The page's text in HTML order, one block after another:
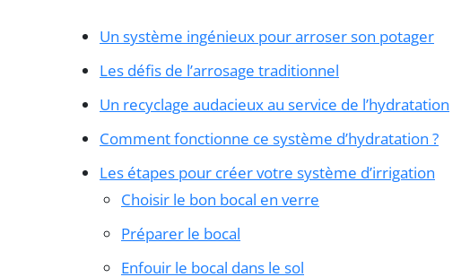
Un système ingénieux pour arroser son potager
Les défis de l’arrosage traditionnel
Un recyclage audacieux au service de l’hydratation
Comment fonctionne ce système d’hydratation ?
Les étapes pour créer votre système d’irrigation
Choisir le bon bocal en verre
Préparer le bocal
Enfouir le bocal dans le sol